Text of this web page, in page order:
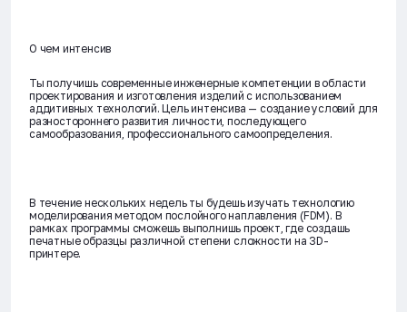
О чем интенсив
Ты получишь современные инженерные компетенции в области
проектирования и изготовления изделий с использованием
аддитивных технологий. Цель интенсива — создание условий для
разностороннего развития личности, последующего
самообразования, профессионального самоопределения.
В течение нескольких недель ты будешь изучать технологию
моделирования методом послойного наплавления (FDM). В
рамках программы сможешь выполнишь проект, где создашь
печатные образцы различной степени сложности на 3D-
принтере.